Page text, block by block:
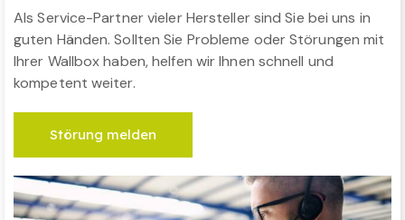
Als Service-Partner vieler Hersteller sind Sie bei uns in
guten Händen. Sollten Sie Probleme oder Störungen mit
Ihrer Wallbox haben, helfen wir Ihnen schnell und
kompetent weiter.
Störung melden